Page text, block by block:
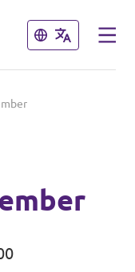
Schließen
Schließen